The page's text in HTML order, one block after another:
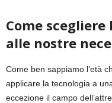
Come
alle nostre
Come ben sappiamo l’età
applicare la tecnologia a
eccezione il campo